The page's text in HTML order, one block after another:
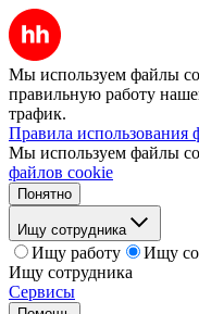
Мы используем файлы
правильную работу
трафик.
Правила использования
Мы используем файлы
файлов cookie
Понятно
Ищу сотрудника
Ищу работу
Ищу
Ищу сотрудника
Сервисы